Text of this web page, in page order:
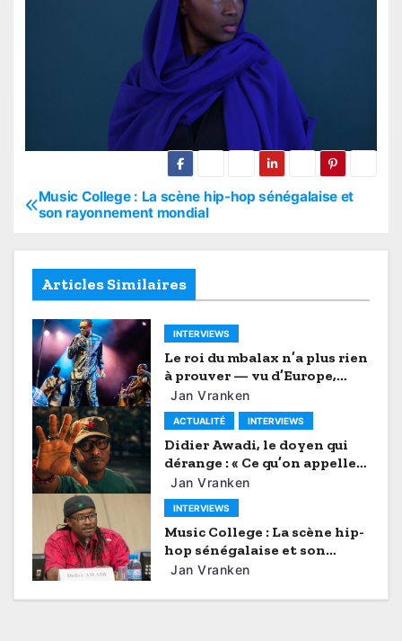
P
s
t
n
a
v
i
g
t
i
Music College : La scène hip-hop sénégalaise et
son rayonnement mondial
Articles Similaires
INTERVIEWS
Le roi du mbalax n’a plus rien
à prouver — vu d’Europe,
enfin presque
Jan Vranken
ACTUALITÉ INTERVIEWS
Didier Awadi, le doyen qui
dérange : « Ce qu’on appelle
aujourd’hui panafricanisme,
c’est souvent du
nationalisme »
Jan Vranken
INTERVIEWS
Music College : La scène hip-
hop sénégalaise et son
rayonnement mondial
Jan Vranken